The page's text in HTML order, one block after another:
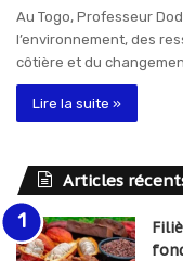
Au Togo, Professeur
l’environnement, des
côtière et du
Lire la suite »
Articles